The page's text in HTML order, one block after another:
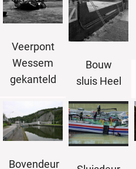
Veerpont
Wessem
gekanteld
Bouw
sluis Heel
Bovendeur